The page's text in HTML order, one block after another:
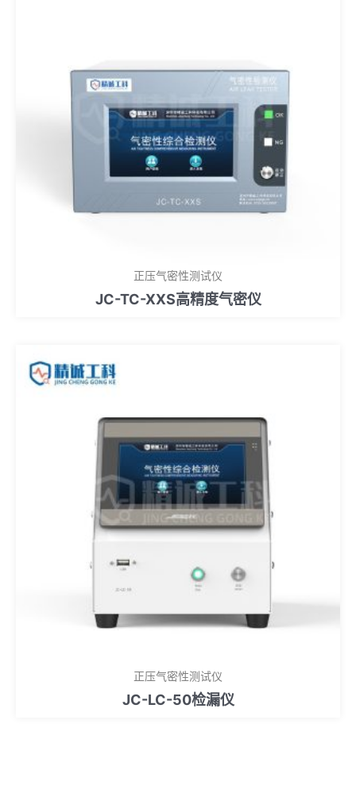
正压气密性测试仪
JC-TC-XXS高精度气密仪
正压气密性测试仪
JC-LC-50检漏仪